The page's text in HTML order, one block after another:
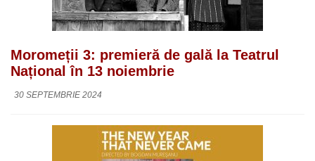
Moromeții 3: premieră de gală la Teatrul
Național în 13 noiembrie
30 SEPTEMBRIE 2024